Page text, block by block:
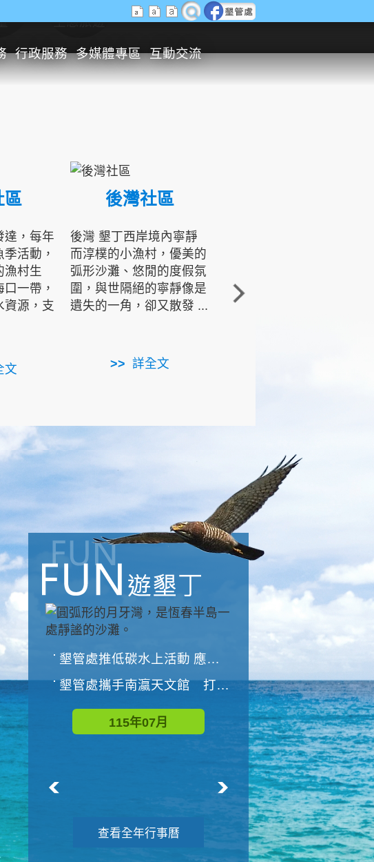
行政服務 多媒體專區 互動交流
生態旅遊
區
達，每年
活動，
漁村生
一帶，
資源，支
文
後灣社區
後灣 墾丁西岸境內寧靜
而淳樸的小漁村，優美的
弧形沙灘、悠閒的度假氛
圍，與世隔絕的寧靜像是
遺失的一角，卻又散發 ...
詳全文
角的端點，冬季海浪拍打
著礁岸，旺盛的侵蝕作
墾管處推低碳水上活動 應屆畢業生限額免費參加
墾管處攜手南瀛天文館 打造沉浸式天文探索營隊
115年07月
與國家公園有約-優游潮間
115年08月
查看全年行事曆